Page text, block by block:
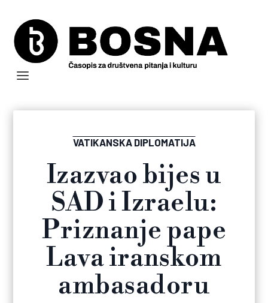
VATIKANSKA DIPLOMATIJA
Izazvao bijes u
SAD i Izraelu:
Priznanje pape
Lava iranskom
ambasadoru